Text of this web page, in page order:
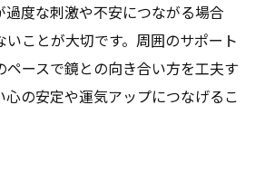
過度な刺激や不安につながる場合
ことが大切です。周囲のサポート
ペースで鏡との向き合い方を工夫す
心の安定や運気アップにつなげるこ